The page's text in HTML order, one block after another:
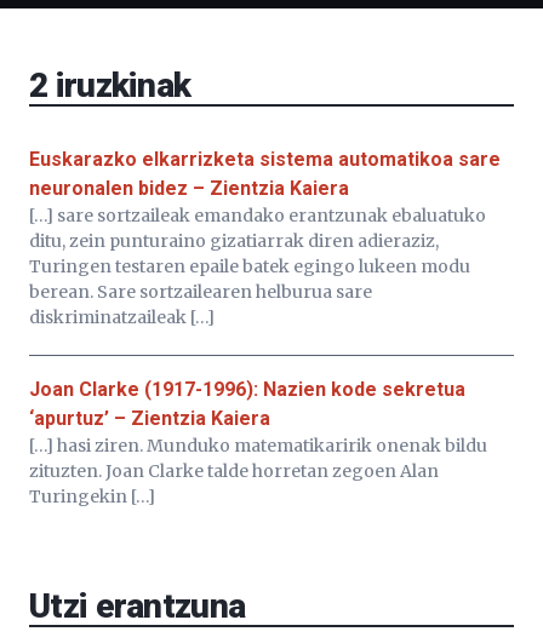
2 iruzkinak
Euskarazko elkarrizketa sistema automatikoa sare
neuronalen bidez – Zientzia Kaiera
[…] sare sortzaileak emandako erantzunak ebaluatuko
ditu, zein punturaino gizatiarrak diren adieraziz,
Turingen testaren epaile batek egingo lukeen modu
berean. Sare sortzailearen helburua sare
diskriminatzaileak […]
Joan Clarke (1917-1996): Nazien kode sekretua
‘apurtuz’ – Zientzia Kaiera
[…] hasi ziren. Munduko matematikaririk onenak bildu
zituzten. Joan Clarke talde horretan zegoen Alan
Turingekin […]
Utzi erantzuna